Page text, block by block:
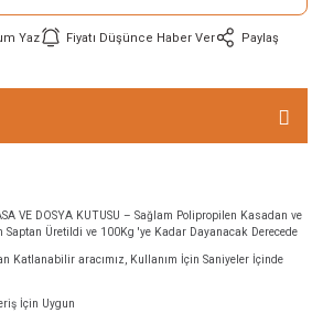
Yaz Fiyatı Düşünce Haber Ver Paylaş
VE DOSYA KUTUSU – Sağlam Polipropilen Kasadan ve
Saptan Üretildi ve 100Kg 'ye Kadar Dayanacak Derecede
Katlanabilir aracımız, Kullanım İçin Saniyeler İçinde
İçin Uygun